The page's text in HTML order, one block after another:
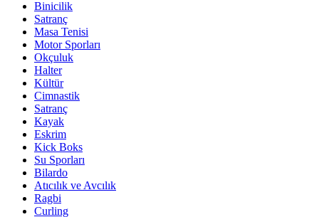
Binicilik
Satranç
Masa Tenisi
Motor Sporları
Okçuluk
Halter
Kültür
Cimnastik
Satranç
Kayak
Eskrim
Kick Boks
Su Sporları
Bilardo
Atıcılık ve Avcılık
Ragbi
Curling